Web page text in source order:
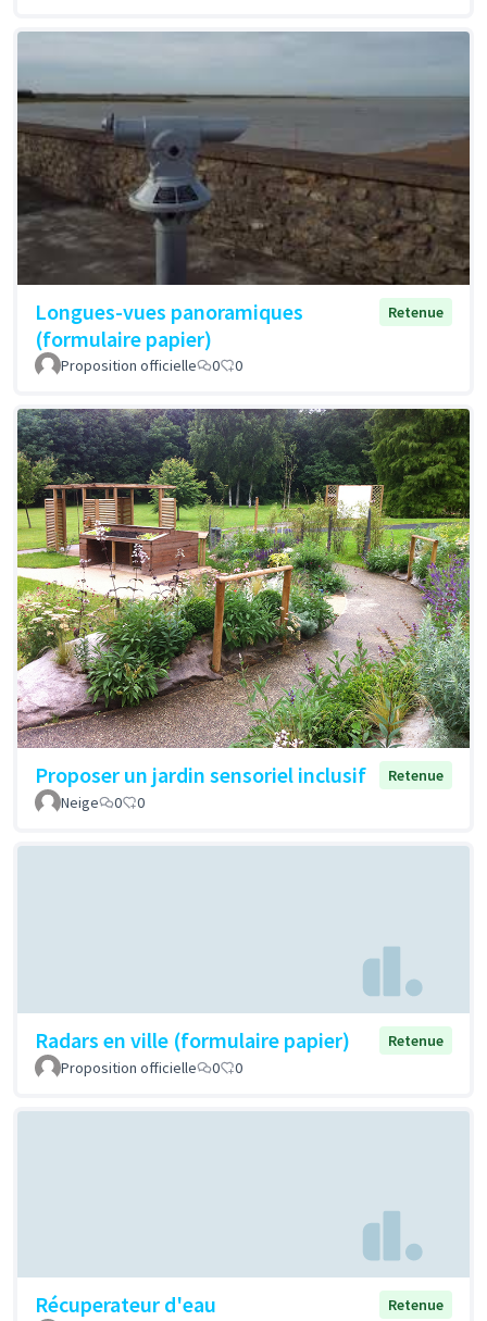
Longues-vues panoramiques
(formulaire papier)
Retenue
Proposition officielle 0 0
Proposer un jardin sensoriel inclusif
Retenue
Neige
0 0
Radars en ville (formulaire papier)
Retenue
Proposition officielle
0 0
Récuperateur d'eau
Retenue